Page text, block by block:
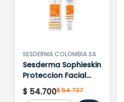
Más reciente
SESDERMA COLOMBIA SA
Sesderma Sophieskin
Proteccion Facial
Kids Hypoallergenic
Spf 500 Moisturising
$ 54.700$54.737